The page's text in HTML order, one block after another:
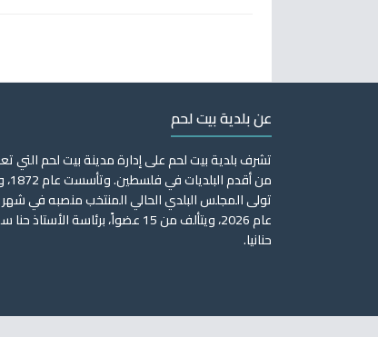
عن بلدية بيت لحم
تشرف بلدية بيت لحم على إدارة مدينة بيت لحم التي
من أقدم
تولى المجلس البلدي الحالي المنتخب منصبه في شهر
عام 2026، ويتألف من 15 عضواً، برئاسة الأستاذ
حنانيا.